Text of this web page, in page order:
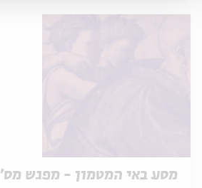
מסע באי המטמון - מפגש מס' 4